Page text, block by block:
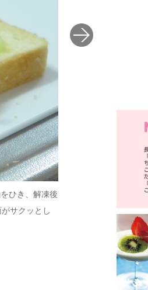
ひき、解凍後
サクッとし
パンにマヨネーズを塗